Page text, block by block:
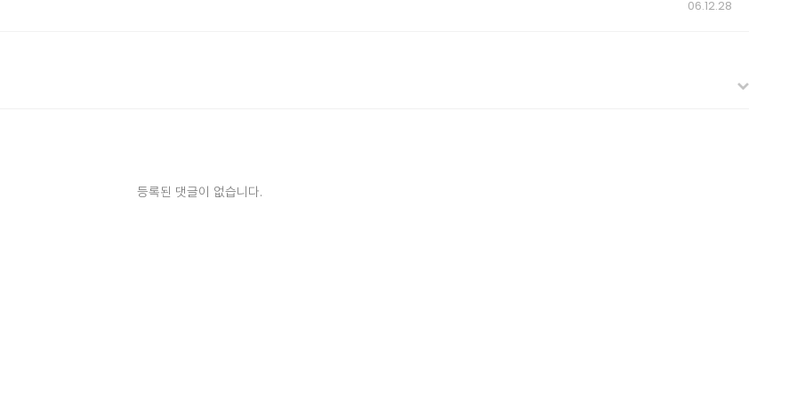
06.12.28
등록된 댓글이 없습니다.